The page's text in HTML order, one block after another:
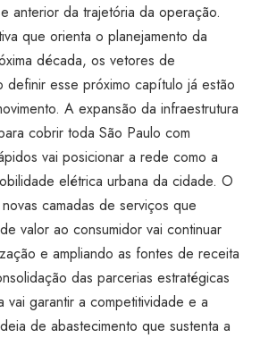
anterior da trajetória da operação.
que orienta o planejamento da
década, os vetores de
definir esse próximo capítulo já estão
A expansão da infraestrutura
cobrir toda São Paulo com
vai posicionar a rede como a
elétrica urbana da cidade. O
camadas de serviços que
valor ao consumidor vai continuar
e ampliando as fontes de receita
das parcerias estratégicas
vai garantir a competitividade e a
de abastecimento que sustenta a